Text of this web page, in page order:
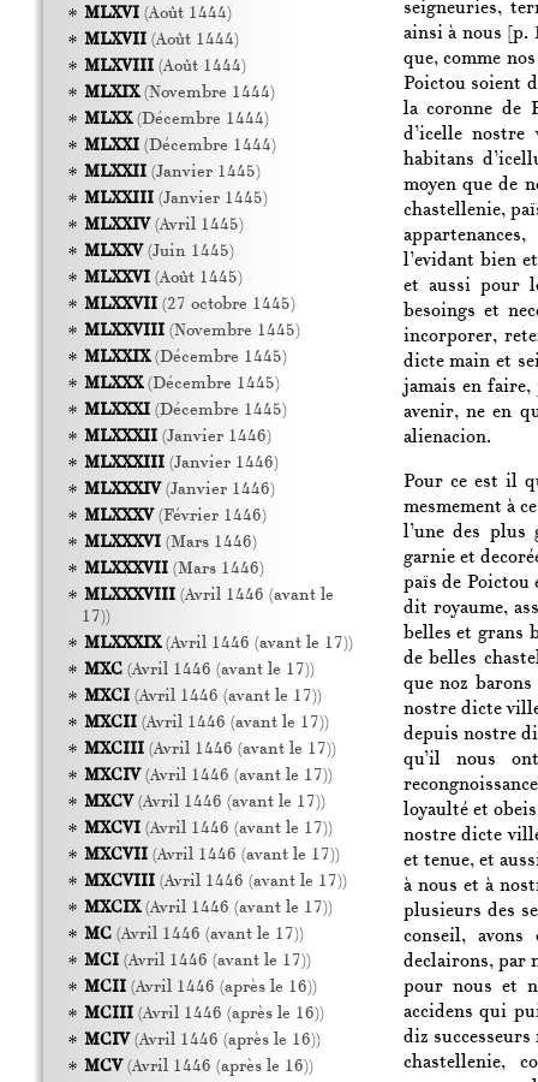
seigneuries,
ainsi à nous
[p.
que, comme
Poictou soient
la coronne de
d’icelle
habitans
moyen que de
chastellenie,
l’evidant bien
et aussi pour
besoings et
incorporer,
dicte main et
jamais en faire,
avenir, ne en
alienacion.
Pour ce est il
mesmement à
l’une des plus
garnie et
païs de Poictou
dit royaume,
belles et grans
de belles
que noz
nostre dicte
depuis nostre
qu’il nous
loyaulté et
nostre dicte
et tenue, et
à nous et à
plusieurs des
conseil,
declairons, par
pour nous et
accidens qui
diz
chastellenie,
MLXVI(Août 1444)
MLXVII(Août 1444)
MLXVIII(Août 1444)
MLXIX(Novembre 1444)
MLXX(Décembre 1444)
MLXXI(Décembre 1444)
MLXXII(Janvier 1445)
MLXXIII(Janvier 1445)
MLXXIV(Avril 1445)
MLXXV(Juin 1445)
MLXXVI(Août 1445)
MLXXVII(27 octobre 1445)
MLXXVIII(Novembre 1445)
MLXXIX(Décembre 1445)
MLXXX(Décembre 1445)
MLXXXI(Décembre 1445)
MLXXXII(Janvier 1446)
MLXXXIII(Janvier 1446)
MLXXXIV(Janvier 1446)
MLXXXV(Février 1446)
MLXXXVI(Mars 1446)
MLXXXVII(Mars 1446)
MLXXXVIII(Avril 1446 (avant le
17))
MLXXXIX(Avril 1446 (avant le 17))
MXC(Avril 1446 (avant le 17))
MXCI(Avril 1446 (avant le 17))
MXCII(Avril 1446 (avant le 17))
MXCIII(Avril 1446 (avant le 17))
MXCIV(Avril 1446 (avant le 17))
MXCV(Avril 1446 (avant le 17))
MXCVI(Avril 1446 (avant le 17))
MXCVII(Avril 1446 (avant le 17))
MXCVIII(Avril 1446 (avant le 17))
MXCIX(Avril 1446 (avant le 17))
MC(Avril 1446 (avant le 17))
MCI(Avril 1446 (avant le 17))
MCII(Avril 1446 (après le 16))
MCIII(Avril 1446 (après le 16))
MCIV(Avril 1446 (après le 16))
MCV(Avril 1446 (après le 16))